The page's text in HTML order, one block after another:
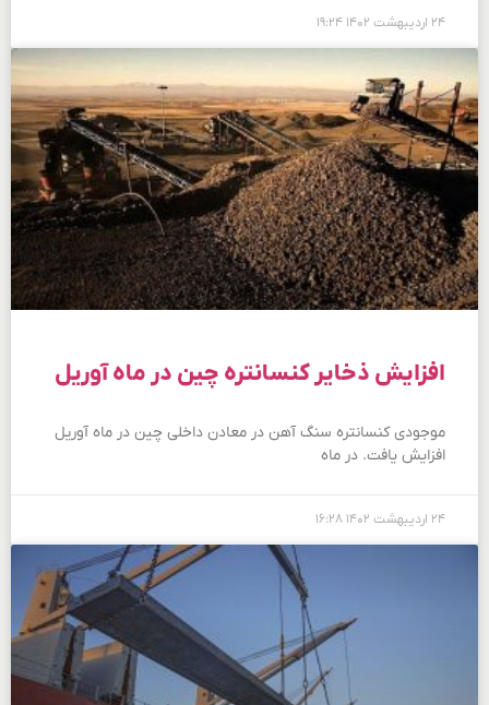
۲۴ اردیبهشت ۱۴۰۲ ۱۹:۲۴
افزایش ذخایر کنسانتره چین در ماه آوریل
موجودی کنسانتره سنگ آهن در معادن داخلی چین در ماه آوریل
افزایش یافت. در ماه
۲۴ اردیبهشت ۱۴۰۲ ۱۶:۲۸